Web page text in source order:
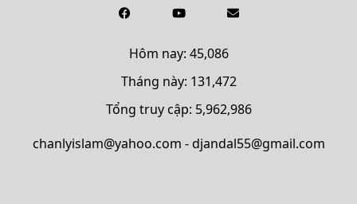
Hôm nay: 45,086
Tháng này: 131,472
Tổng truy cập: 5,962,986
chanlyislam@yahoo.com - djandal55@gmail.com